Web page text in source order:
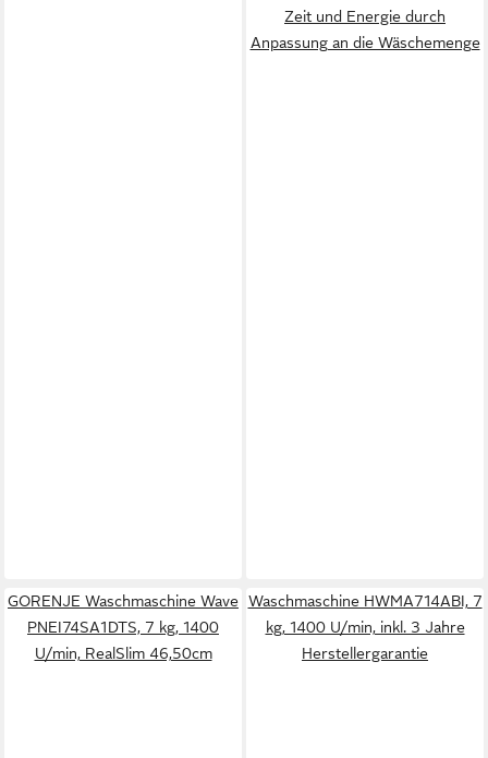
Zeit und Energie durch
Anpassung an die Wäschemenge
GORENJE Waschmaschine Wave
PNEI74SA1DTS, 7 kg, 1400
U/min, RealSlim 46,50cm
Waschmaschine HWMA714ABI, 7
kg, 1400 U/min, inkl. 3 Jahre
Herstellergarantie